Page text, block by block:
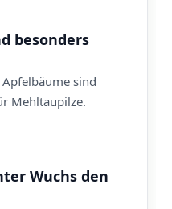
besonders
sind
Mehltaupilze.
Wuchs den